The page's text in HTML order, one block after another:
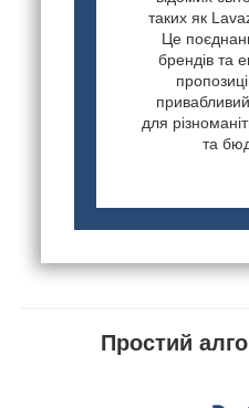
таких як
Це
брендів та
для
та
Простий